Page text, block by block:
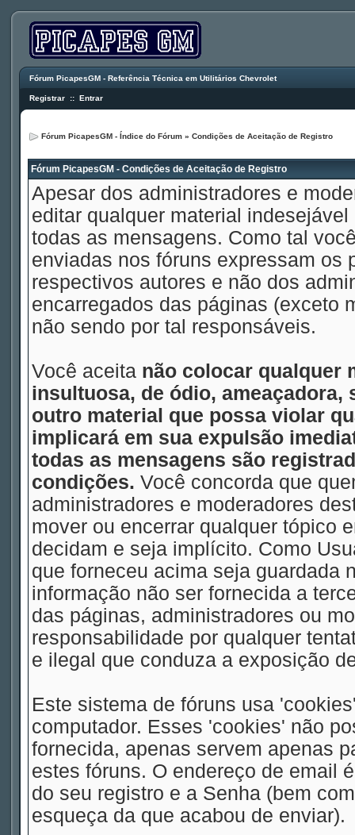
Fórum PicapesGM - Referência Técnica em Utilitários Chevrolet
Registrar :: Entrar
Fórum PicapesGM - Índice do Fórum » Condições de Aceitação de Registro
Fórum PicapesGM - Condições de Aceitação de Registro
Apesar dos administradores e
editar qualquer material
todas as mensagens. Como tal
enviadas nos fóruns expressam os
respectivos autores e não dos
encarregados das páginas (exceto
não sendo por tal responsáveis.
Você aceita não colocar qualquer
insultuosa, de ódio,
outro material que possa violar
implicará em sua expulsão
todas as mensagens são
condições. Você concorda que
administradores e moderadores
mover ou encerrar qualquer tópico
decidam e seja implícito. Como
que forneceu acima seja guardada
informação não ser fornecida a
das páginas, administradores ou
responsabilidade por qualquer
e ilegal que conduza a exposição
Este sistema de fóruns usa
computador. Esses 'cookies' não
fornecida, apenas servem apenas
estes fóruns. O endereço de email
do seu registro e a Senha (bem
esqueça da que acabou de enviar).